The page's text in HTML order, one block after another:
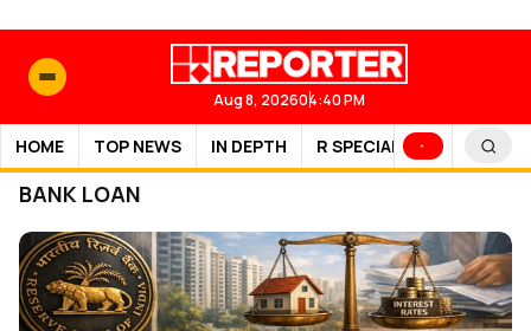
Aug 8, 202604:40 PM
HOME TOP NEWS IN DEPTH R SPECIAL SPORTS
BANK LOAN